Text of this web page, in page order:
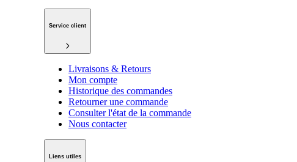
Service client
Livraisons & Retours
Mon compte
Historique des commandes
Retourner une commande
Consulter l'état de la commande
Nous contacter
Liens utiles